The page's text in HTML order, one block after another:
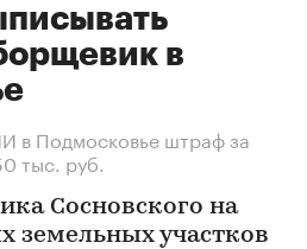
в
в Подмосковье штраф за
тыс. руб.
Сосновского на
земельных участков